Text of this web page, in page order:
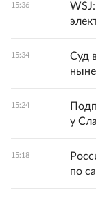
15:36
15:34
Суд
15:24
у
15:18
по